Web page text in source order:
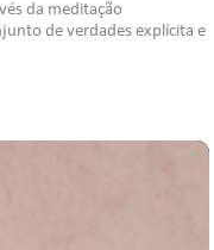
da meditação
de verdades explícita e